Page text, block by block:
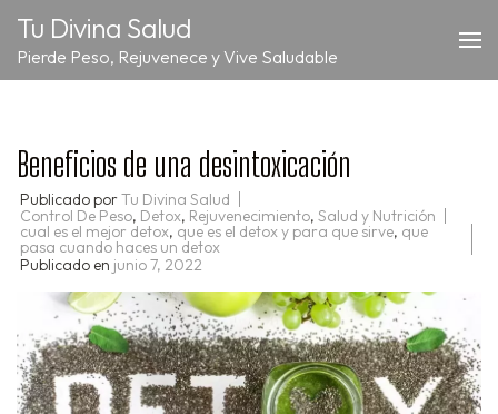
contenido
(presiona
Intro)
Tu Divina Salud
Pierde Peso, Rejuvenece y Vive Saludable
Beneficios de una desintoxicación
Publicado porTu Divina Salud
Control De Peso, Detox, Rejuvenecimiento, Salud y Nutrición
cual es el mejor detox, que es el detox y para que sirve, que
pasa cuando haces un detox
Publicado en junio 7, 2022